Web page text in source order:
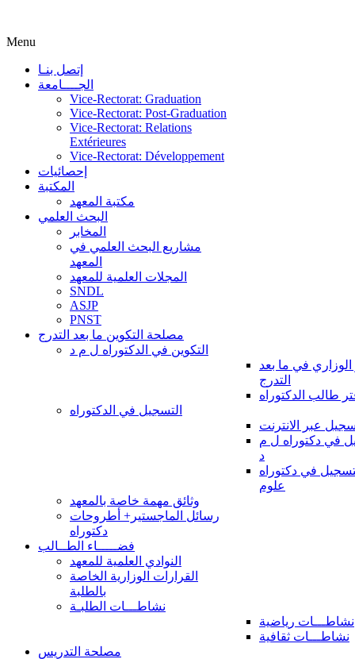
Menu
إتصل بنـا
الجــــامعة
Vice-Rectorat: Graduation
Vice-Rectorat: Post-Graduation
Vice-Rectorat: Relations
Extérieures
Vice-Rectorat: Développement
إحصائيات
المكتبة
مكتبة المعهد
البحث العلمي
المخابر
مشاريع البحث العلمي في
المعهد
المجلات العلمية للمعهد
SNDL
ASJP
PNST
مصلحة التكوين ما بعد التدرج
التكوين في الدكتوراه ل م د
الوزاري في ما بعد
التدرج
طالب الدكتوراه
التسجيل في الدكتوراه
عبر الانترنت
في دكتوراه ل م
د
في دكتوراه
علوم
وثائق مهمة خاصة بالمعهد
رسائل الماجستير+ أطروحات
دكتوراه
فضـــــاء الطــالب
النوادي العلمية للمعهد
القرارات الوزارية الخاصة
بالطلبة
نشاطـــات الطلبـة
نشاطـــات رياضية
نشاطـــات ثقافية
مصلحة التدريس